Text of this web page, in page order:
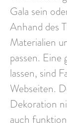
Gala sein
Anhand des
Materialien
passen.
lassen, sind
Webseiten.
Dekoration
auch